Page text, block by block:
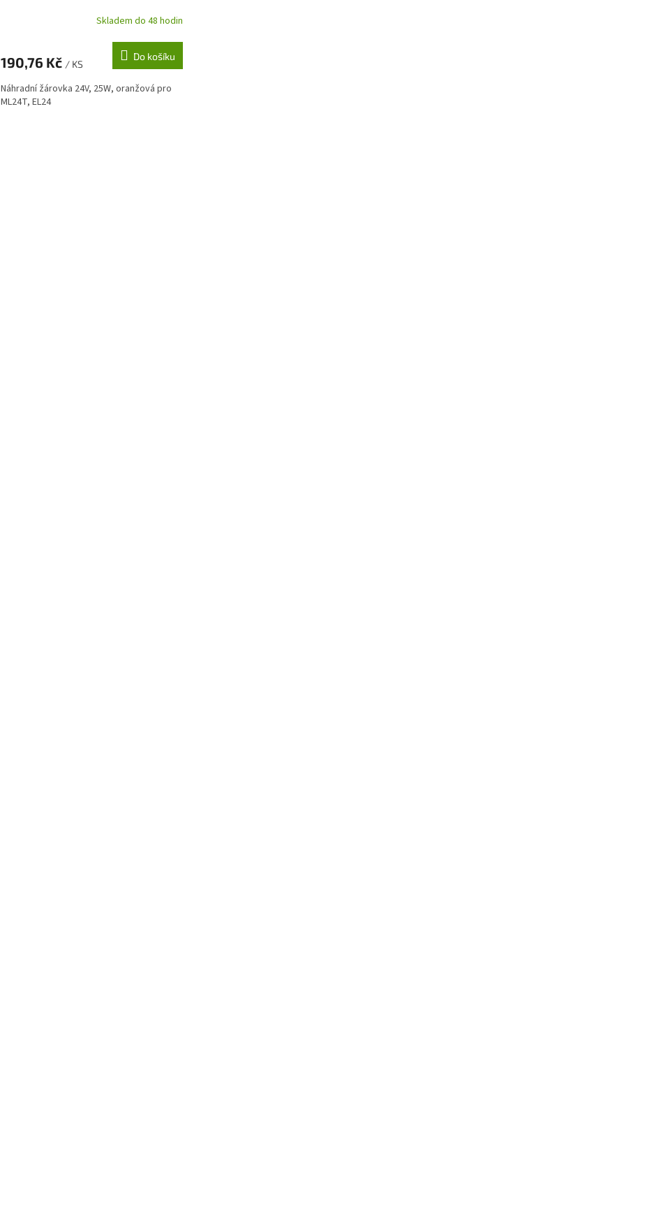
Skladem do 48 hodin
190,76 Kč / KS
Do košíku
Náhradní žárovka 24V, 25W, oranžová pro
ML24T, EL24